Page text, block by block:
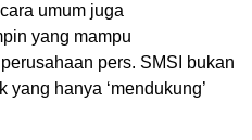
umum juga
yang mampu
pers. SMSI bukan
hanya ‘mendukung’